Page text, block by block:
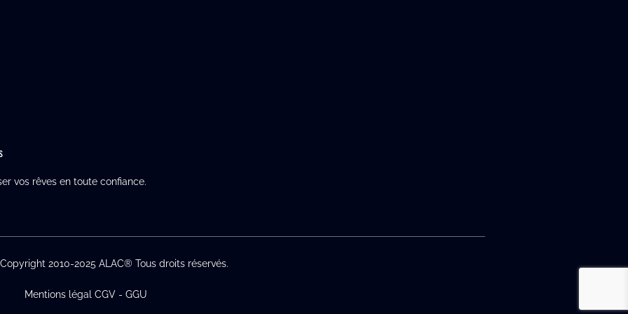
vos rêves en toute confiance.
2010-2025 ALAC® Tous droits réservés.
Mentions légal CGV - GGU